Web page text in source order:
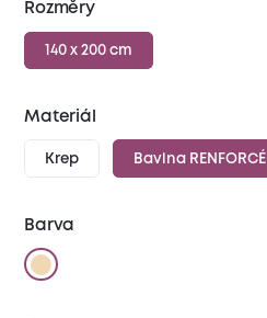
Rozměry
140 x 200 cm
Materiál
Krep Bavlna RENFORCÉ
Barva